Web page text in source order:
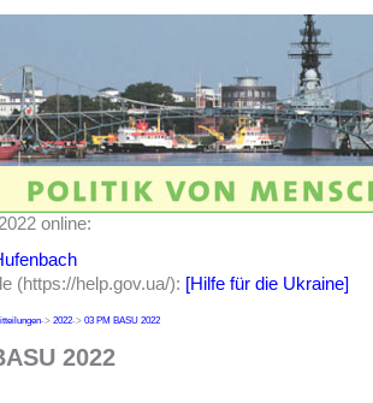
online:
(https://help.gov.ua/): [Hilfe für die Ukraine]
-> 2022-> 03 PM BASU 2022
2022